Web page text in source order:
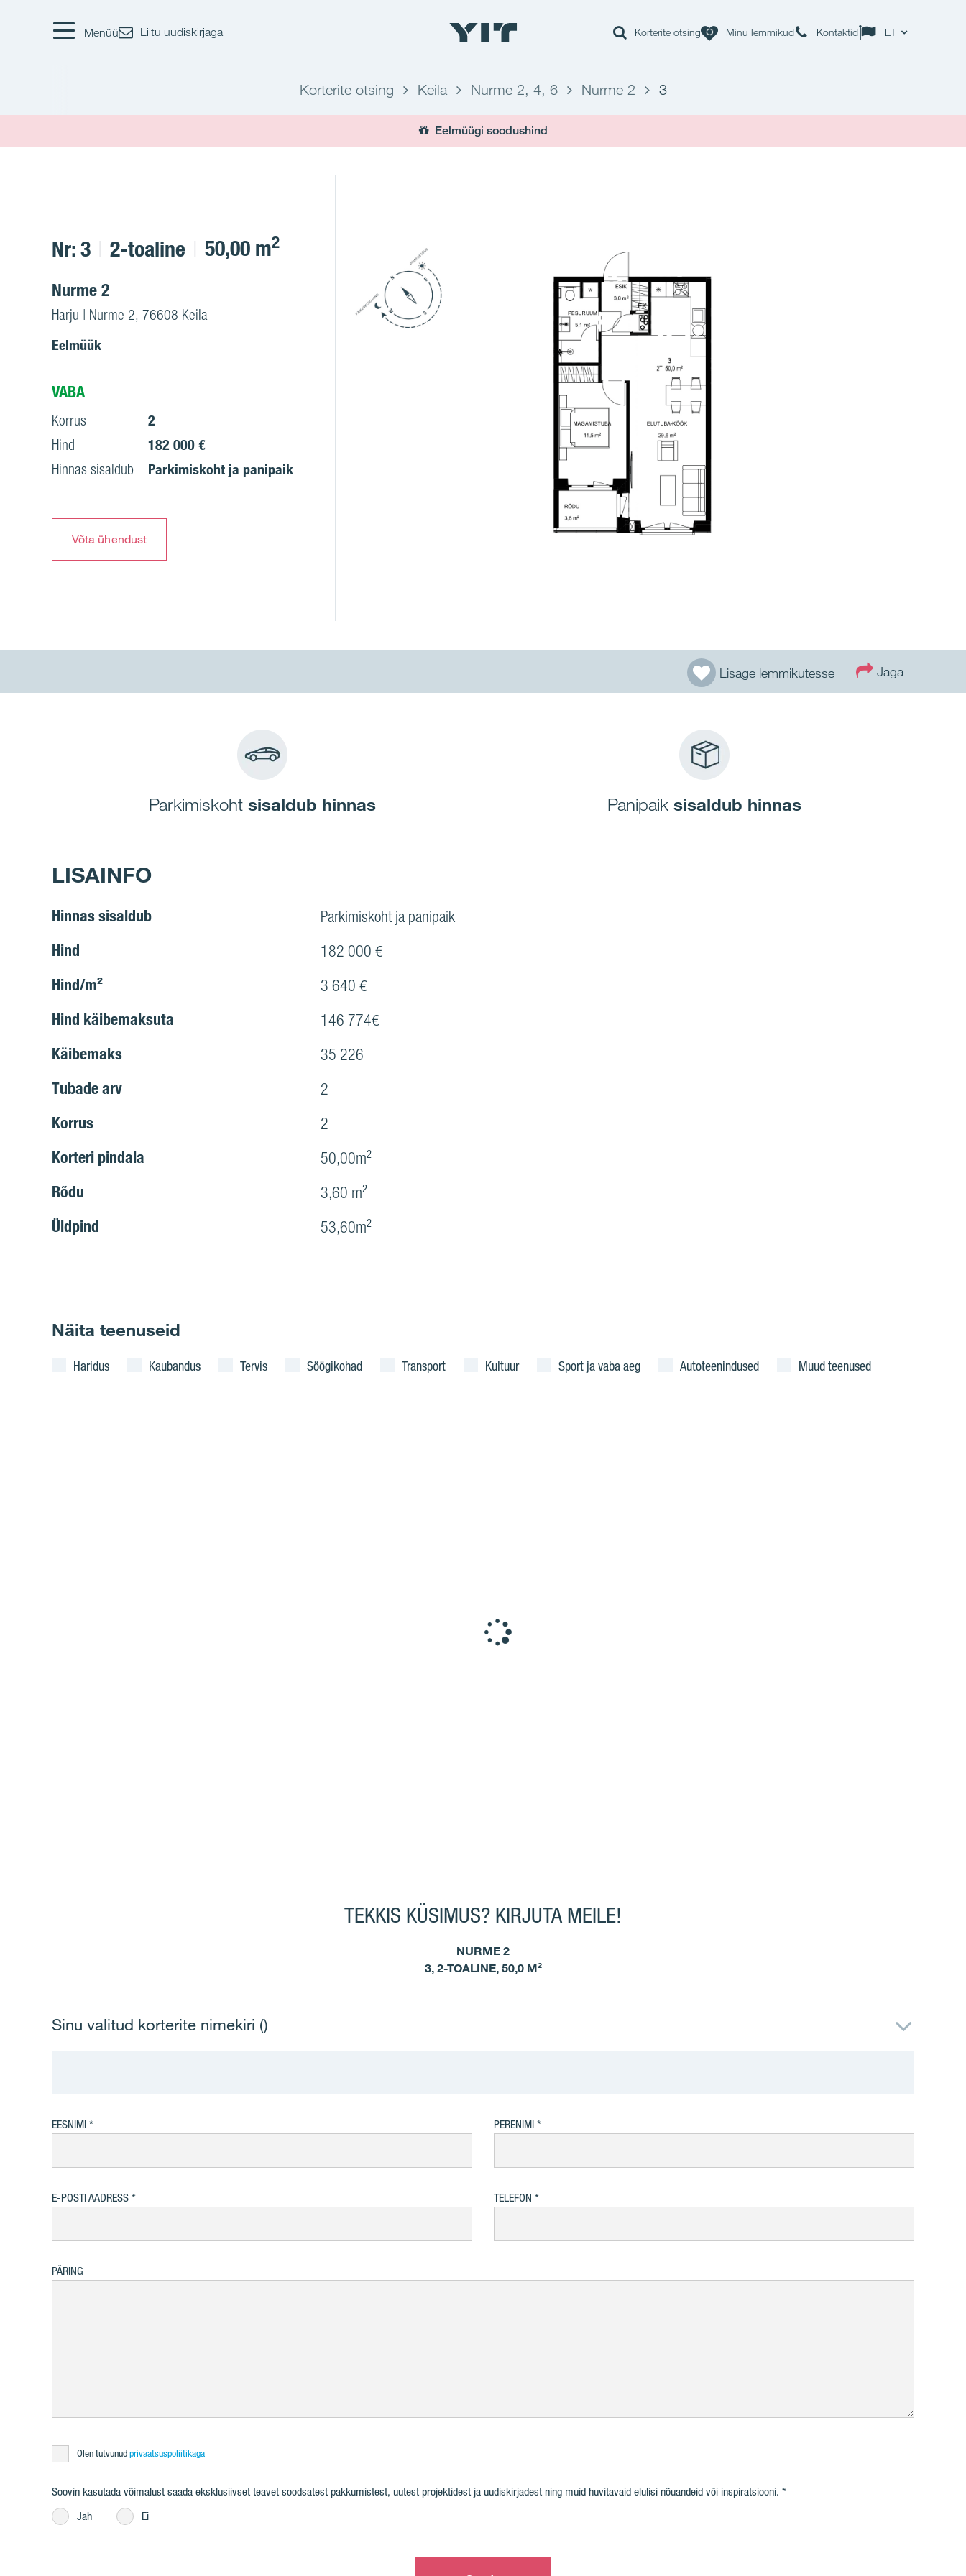
Menüü Liitu uudiskirjaga Korterite otsing Minu lemmikud Kontaktid ET
Korterite otsing Keila Nurme 2, 4, 6 Nurme 2 3
Eelmüügi soodushind
Nr: 3 2-toaline 50,00 m2
Nurme 2
Harju | Nurme 2, 76608 Keila
Eelmüük
VABA
Korrus
2
Hind
182 000 €
Hinnas sisaldub
Parkimiskoht ja panipaik
Võta ühendust
Lisage lemmikutesse Jaga
Parkimiskoht sisaldub hinnas Panipaik sisaldub hinnas
LISAINFO
Hinnas sisaldub Parkimiskoht ja panipaik
Hind 182 000 €
Hind/m² 3 640 €
Hind käibemaksuta 146 774€
Käibemaks 35 226
Tubade arv 2
Korrus 2
Korteri pindala 50,00m²
Rõdu 3,60 m²
Üldpind 53,60m²
Näita teenuseid
Haridus Kaubandus Tervis Söögikohad Transport Kultuur Sport ja vaba aeg Autoteenindused Muud teenused
TEKKIS KÜSIMUS? KIRJUTA MEILE!
NURME 2
3, 2-TOALINE, 50,0 M²
Sinu valitud korterite nimekiri ()
EESNIMI PERENIMI
E-POSTI AADRESS TELEFON
PÄRING
Olen tutvunudprivaatsuspoliitikaga
Soovin kasutada võimalust saada eksklusiivset teavet soodsatest pakkumistest, uutest projektidest ja uudiskirjadest ning muid huvitavaid elulisi nõuandeid või inspiratsiooni.
Jah
Ei